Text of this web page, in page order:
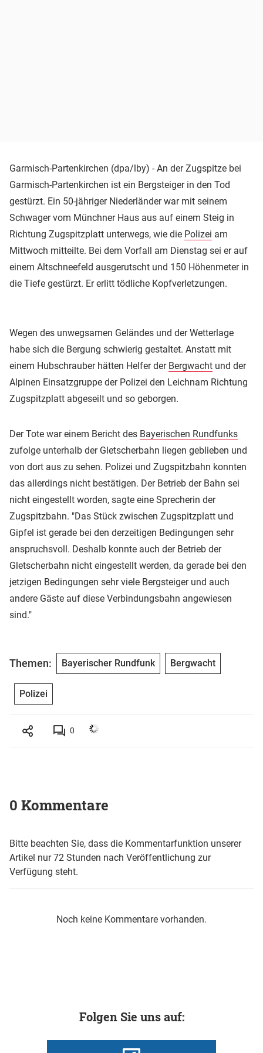
Garmisch-Partenkirchen (dpa/lby) - An der Zugspitze bei
Garmisch-Partenkirchen ist ein Bergsteiger in den Tod
gestürzt. Ein 50-jähriger Niederländer war mit seinem
Schwager vom Münchner Haus aus auf einem Steig in
Richtung Zugspitzplatt unterwegs, wie die Polizei am
Mittwoch mitteilte. Bei dem Vorfall am Dienstag sei er auf
einem Altschneefeld ausgerutscht und 150 Höhenmeter in
die Tiefe gestürzt. Er erlitt tödliche Kopfverletzungen.
Wegen des unwegsamen Geländes und der Wetterlage
habe sich die Bergung schwierig gestaltet. Anstatt mit
einem Hubschrauber hätten Helfer der Bergwacht und der
Alpinen Einsatzgruppe der Polizei den Leichnam Richtung
Zugspitzplatt abgeseilt und so geborgen.
Der Tote war einem Bericht des Bayerischen Rundfunks
zufolge unterhalb der Gletscherbahn liegen geblieben und
von dort aus zu sehen. Polizei und Zugspitzbahn konnten
das allerdings nicht bestätigen. Der Betrieb der Bahn sei
nicht eingestellt worden, sagte eine Sprecherin der
Zugspitzbahn. "Das Stück zwischen Zugspitzplatt und
Gipfel ist gerade bei den derzeitigen Bedingungen sehr
anspruchsvoll. Deshalb konnte auch der Betrieb der
Gletscherbahn nicht eingestellt werden, da gerade bei den
jetzigen Bedingungen sehr viele Bergsteiger und auch
andere Gäste auf diese Verbindungsbahn angewiesen
sind."
Themen: Bayerischer Rundfunk Bergwacht
Polizei
0
0 Kommentare
Bitte beachten Sie, dass die Kommentarfunktion unserer
Artikel nur 72 Stunden nach Veröffentlichung zur
Verfügung steht.
Noch keine Kommentare vorhanden.
Folgen Sie uns auf: